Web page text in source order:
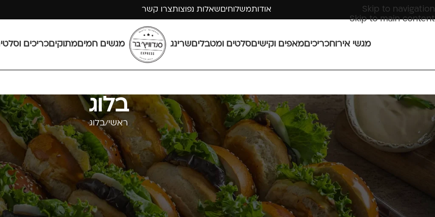
Skip to navigation
Skip to main content
אודותמשלוחיםשאלות נפוצותצרו קשר
מגשי אירוחכריכיםמאפים וקישיםסלטים ומטבליםשרינג מגשים חמיםמתוקיםכריכים
בלוג
ראשי בלוג
בלוג ,מאמרים
איך בוחרים שף לאירועים?
אחת השאלות החשובות ביותר כשעולות בזמן שאנחנו מארגנים אירוע, משפחתי או אחר, היא השאלה כיצד בוחרים שף או
שאלה חשובה מאחר ובסופו של יום, האורחים שלנו ישפטו את האירוע, בין היתר, דרך האוכל שנגיש להם, הן מבחינת